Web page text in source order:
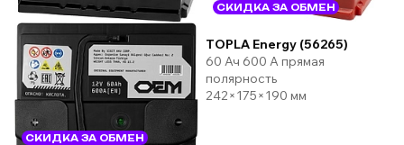
СКИДКА ЗА ОБМЕН
СКИДКА ЗА ОБМЕН
TOPLA Energy (56265)
60 Ач 600 А прямая
полярность
242×175×190 мм